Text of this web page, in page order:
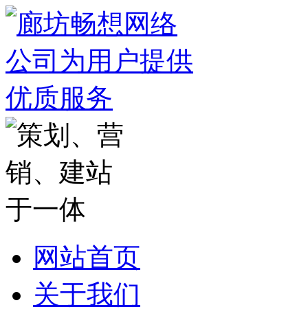
网站首页
关于我们